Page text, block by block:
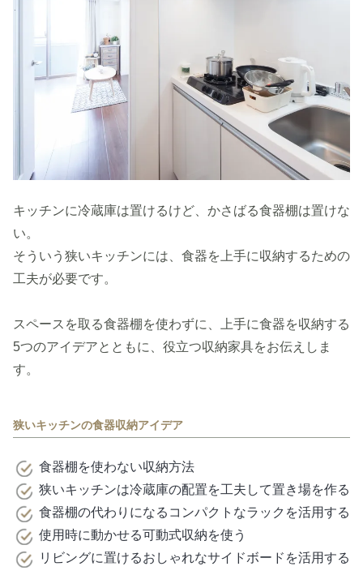
キッチンに冷蔵庫は置けるけど、かさばる食器棚は置けな
い。
そういう狭いキッチンには、食器を上手に収納するための
工夫が必要です。
スペースを取る食器棚を使わずに、上手に食器を収納する
5つのアイデアとともに、役立つ収納家具をお伝えしま
す。
狭いキッチンの食器収納アイデア
食器棚を使わない収納方法
狭いキッチンは冷蔵庫の配置を工夫して置き場を作る
食器棚の代わりになるコンパクトなラックを活用する
使用時に動かせる可動式収納を使う
リビングに置けるおしゃれなサイドボードを活用する